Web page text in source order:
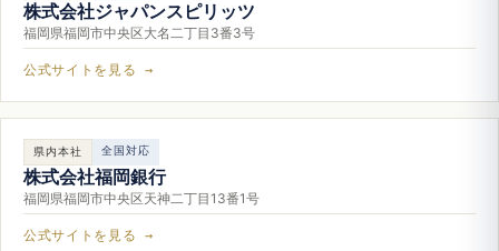
株式会社ジャパンスピリッツ
福岡県福岡市中央区大名二丁目3番3号
公式サイトを見る →
県内本社 全国対応
株式会社福岡銀行
福岡県福岡市中央区天神二丁目13番1号
公式サイトを見る →